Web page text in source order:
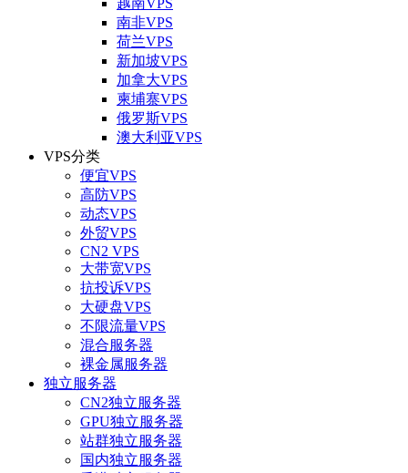
越南VPS
南非VPS
荷兰VPS
新加坡VPS
加拿大VPS
柬埔寨VPS
俄罗斯VPS
澳大利亚VPS
VPS分类
便宜VPS
高防VPS
动态VPS
外贸VPS
CN2 VPS
大带宽VPS
抗投诉VPS
大硬盘VPS
不限流量VPS
混合服务器
裸金属服务器
独立服务器
CN2独立服务器
GPU独立服务器
站群独立服务器
国内独立服务器